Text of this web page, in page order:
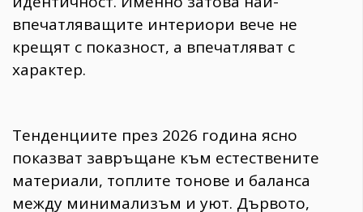
впечатляващите интериори вече не
крещят с показност, а впечатляват с
характер.
Тенденциите през 2026 година ясно
показват завръщане към естествените
материали, топлите тонове и баланса
между минимализъм и уют. Дървото,